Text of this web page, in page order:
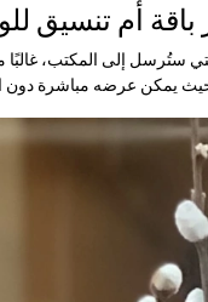
باقة أم تنسيق
ستُرسل إلى المكتب، غالبًا